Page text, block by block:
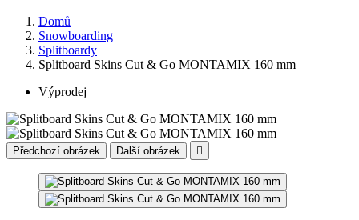
Domů
Snowboarding
Splitboardy
Splitboard Skins Cut & Go MONTAMIX 160 mm
Výprodej
Předchozí obrázek Další obrázek 